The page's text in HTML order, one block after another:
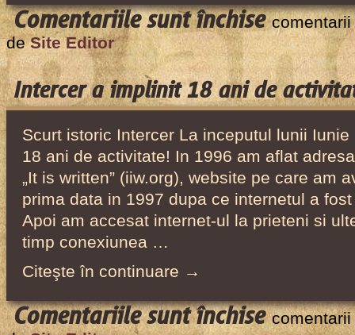
Comentariile sunt închisepentru
Intercer
a
implinit
19
ani
de
activitate!
de Site Editor
Intercer a implinit 18 ani de
Scurt istoric Intercer La inceputul lunii
18 ani de activitate! In 1996 am aflat
„It is written” (iiw.org), website pe care am
prima data in 1997 dupa ce internetul a
Apoi am accesat internet-ul la prieteni si
timp conexiunea …
Citeşte în continuare →
Comentariile sunt închisepentru